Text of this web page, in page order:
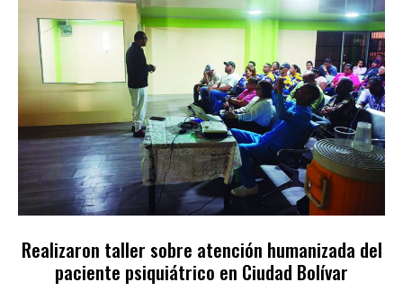
Realizaron taller sobre atención humanizada del
paciente psiquiátrico en Ciudad Bolívar